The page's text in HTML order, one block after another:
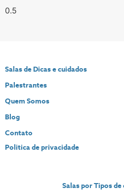
Salas de Dicas e cuidados
Palestrantes
Quem Somos
Blog
Contato
Politica de privacidade
Salas por Tipos de